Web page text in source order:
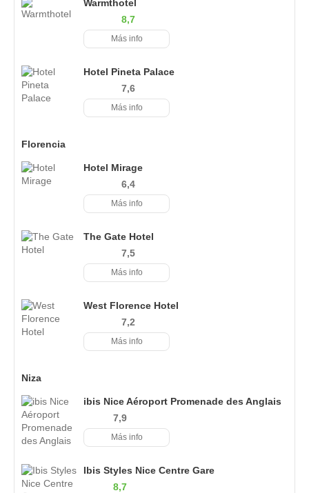
Warmthotel
8,7
Más info
Hotel Pineta Palace
7,6
Más info
Florencia
Hotel Mirage
6,4
Más info
The Gate Hotel
7,5
Más info
West Florence Hotel
7,2
Más info
Niza
ibis Nice Aéroport Promenade des Anglais
7,9
Más info
Ibis Styles Nice Centre Gare
8,7